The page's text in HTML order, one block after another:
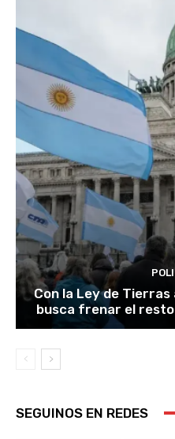
Con la Ley de
busca frenar el
SEGUINOS EN REDES